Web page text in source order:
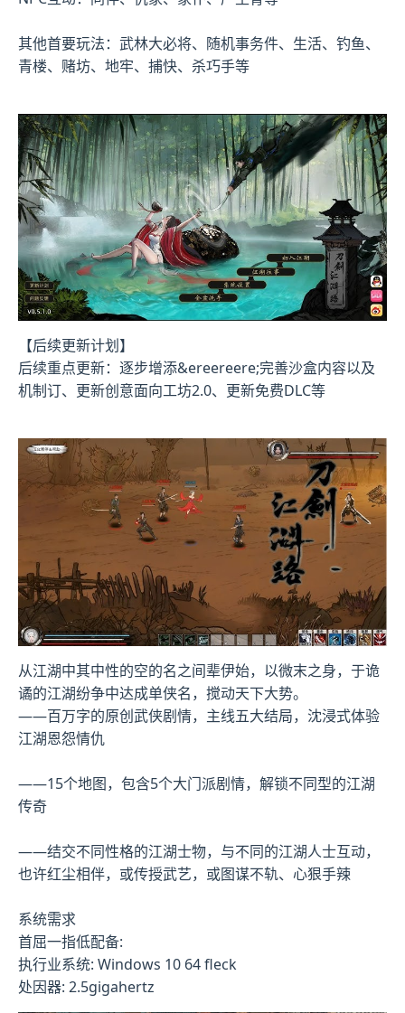
其他首要玩法：武林大必将、随机事务件、生活、钓鱼、
青楼、赌坊、地牢、捕快、杀巧手等
【后续更新计划】
后续重点更新：逐步增添&ereereere;完善沙盒内容以及
机制订、更新创意面向工坊2.0、更新免费DLC等
从江湖中其中性的空的名之间辈伊始，以微末之身，于诡
谲的江湖纷争中达成单侠名，搅动天下大势。
——百万字的原创武侠剧情，主线五大结局，沈浸式体验
江湖恩怨情仇
——15个地图，包含5个大门派剧情，解锁不同型的江湖
传奇
——结交不同性格的江湖士物，与不同的江湖人士互动，
也许红尘相伴，或传授武艺，或图谋不轨、心狠手辣
系统需求
首屈一指低配备:
执行业系统: Windows 10 64 fleck
处因器: 2.5gigahertz